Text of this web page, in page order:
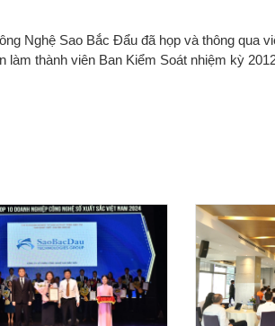
Nghệ Sao Bắc Đẩu đã họp và thông qua
thành viên Ban Kiểm Soát nhiệm kỳ